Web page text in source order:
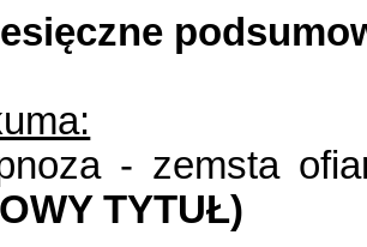
- zemsta
TYTUŁ)